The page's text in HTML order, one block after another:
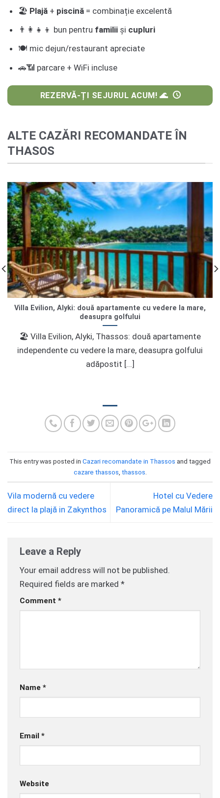
🏖 Plajă + piscină = combinație excelentă
👨‍👩‍👧‍👦 bun pentru familii și cupluri
🍽️ mic dejun/restaurant apreciate
🚗📶 parcare + WiFi incluse
REZERVĂ-ȚI SEJURUL ACUM! 🌊
ALTE CAZĂRI RECOMANDATE ÎN
THASOS
Villa Evilion, Alyki: două apartamente cu vedere la mare,
deasupra golfului
🏖 Villa Evilion, Alyki, Thassos: două apartamente
independente cu vedere la mare, deasupra golfului
adăpostit [...]
This entry was posted in Cazari recomandate in Thassos and tagged
cazare thassos thassos
Vila modernă cu vedere
direct la plajă in Zakynthos
Hotel cu Vedere
Panoramică pe Malul Mării
Leave a Reply
Your email address will not be published.
Required fields are marked *
Comment *
Name *
Email *
Website